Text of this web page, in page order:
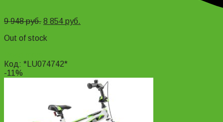
9 948руб. 8 854 руб.
Out of stock
Код: *LU074742*
-11%